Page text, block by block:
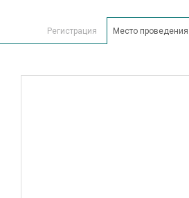
Регистрация Место проведения